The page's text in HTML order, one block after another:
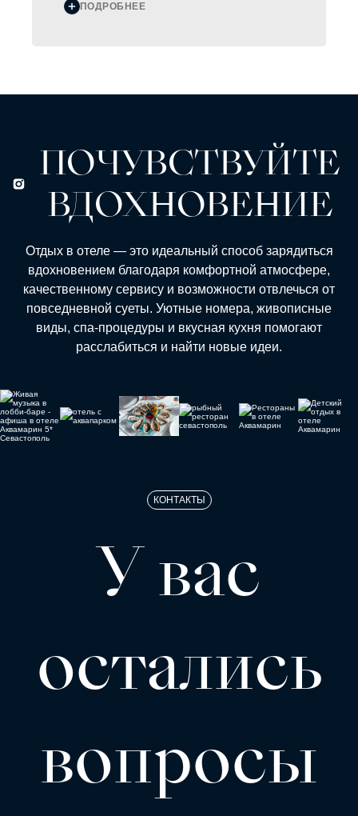
ПОДРОБНЕЕ
ПОЧУВСТВУЙТЕ
ВДОХНОВЕНИЕ
Отдых в отеле — это идеальный способ зарядиться
вдохновением благодаря комфортной атмосфере,
качественному сервису и возможности отвлечься от
повседневной суеты. Уютные номера, живописные
виды, спа-процедуры и вкусная кухня помогают
расслабиться и найти новые идеи.
КОНТАКТЫ
У вас
остались
вопросы